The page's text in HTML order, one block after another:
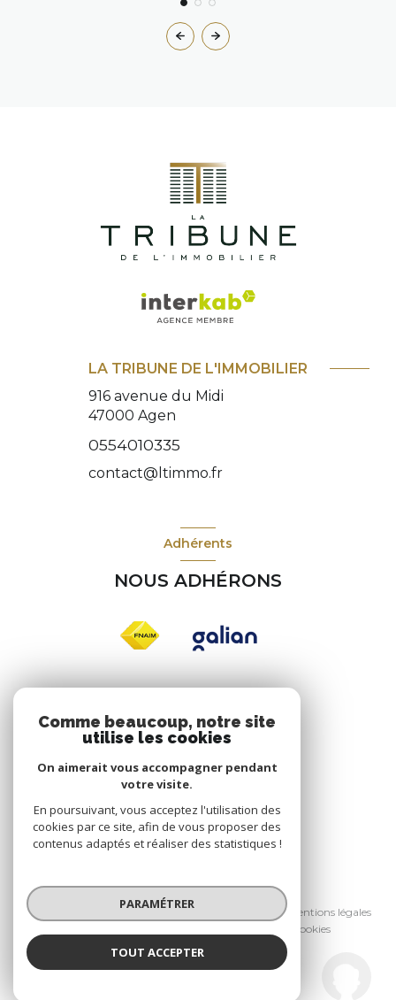
La Tribune de l'Immobilier
LA TRIBUNE DE L'IMMOBILIER
916 avenue du Midi
47000 Agen
0554010335
contact@ltimmo.fr
Adhérents
NOUS ADHÉRONS
NOUS SUIVRE
© 2026 | Tous droits réservés
Nos honoraires
Nos partenaires
Mentions légales
Cookies
Comme beaucoup, notre site
utilise les cookies
On aimerait vous accompagner pendant
votre visite.
En poursuivant, vous acceptez l'utilisation des
cookies par ce site, afin de vous proposer des
contenus adaptés et réaliser des statistiques !
PARAMÉTRER
TOUT ACCEPTER